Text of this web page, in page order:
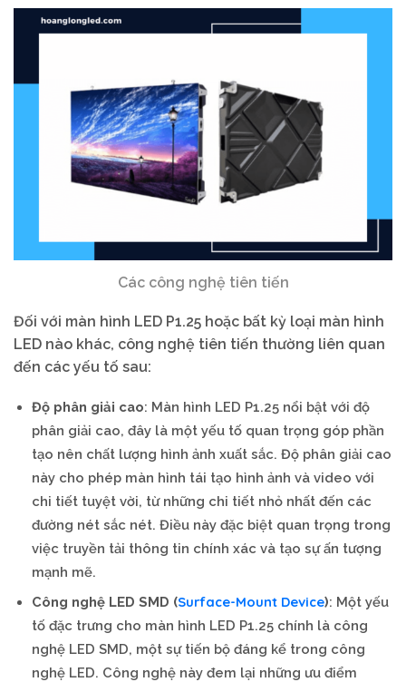
Các công nghệ tiên tiến
Đối với màn hình LED P1.25 hoặc bất kỳ loại màn hình
LED nào khác, công nghệ tiên tiến thường liên quan
đến các yếu tố sau:
Độ phân giải cao: Màn hình LED P1.25 nổi bật với độ
phân giải cao, đây là một yếu tố quan trọng góp phần
tạo nên chất lượng hình ảnh xuất sắc. Độ phân giải cao
này cho phép màn hình tái tạo hình ảnh và video với
chi tiết tuyệt vời, từ những chi tiết nhỏ nhất đến các
đường nét sắc nét. Điều này đặc biệt quan trọng trong
việc truyền tải thông tin chính xác và tạo sự ấn tượng
mạnh mẽ.
Công nghệ LED SMD (Surface-Mount Device): Một yếu
tố đặc trưng cho màn hình LED P1.25 chính là công
nghệ LED SMD, một sự tiến bộ đáng kể trong công
nghệ LED. Công nghệ này đem lại những ưu điểm